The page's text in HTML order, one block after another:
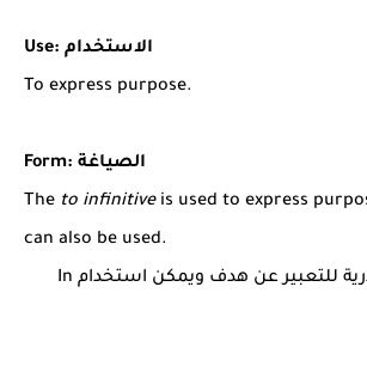
Use: الاستخدام
To express purpose.
Form: الصياغة
The to infinitiveis used to express
can also be used.
تُستخدم to المصدرية للتعبير عن هدف ويمكن استخدام In